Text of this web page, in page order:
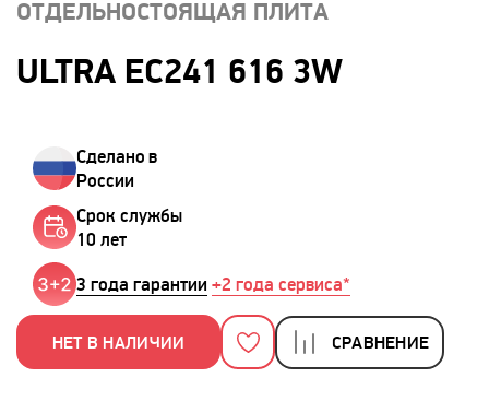
ОТДЕЛЬНОСТОЯЩАЯ ПЛИТА
ULTRA EC241 616 3W
Сделано в
России
Срок службы
10 лет
3 года гарантии +2 года сервиса*
НЕТ В НАЛИЧИИ СРАВНЕНИЕ